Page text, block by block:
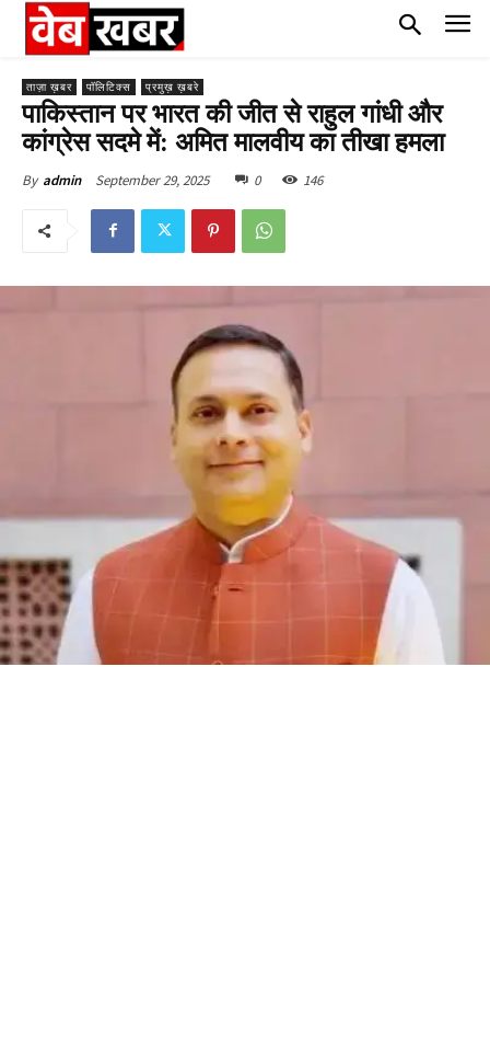
ताज़ा ख़बर पॉलिटिक्स प्रमुख़ ख़बरे
पाकिस्तान पर भारत की जीत से राहुल गांधी और
कांग्रेस सदमे में: अमित मालवीय का तीखा हमला
By admin September 29, 2025 0 146